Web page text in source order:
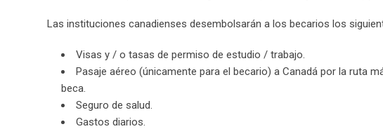
Las instituciones canadienses desembolsarán a los becarios los
Visas y / o tasas de permiso de estudio / trabajo.
Pasaje aéreo (únicamente para el becario) a Canadá por la ruta
beca.
Seguro de salud.
Gastos diarios.